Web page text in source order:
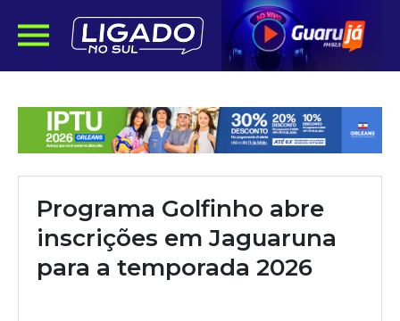
Programa Golfinho abre
inscrições em Jaguaruna
para a temporada 2026